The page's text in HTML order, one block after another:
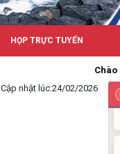
HỌP TRỰC TUYẾN
Chào mừng
Cập nhật lúc:24/02/2026